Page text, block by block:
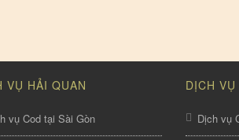
VỤ HẢI QUAN
vụ Cod tại Sài Gòn
DỊCH VỤ
Dịch vụ